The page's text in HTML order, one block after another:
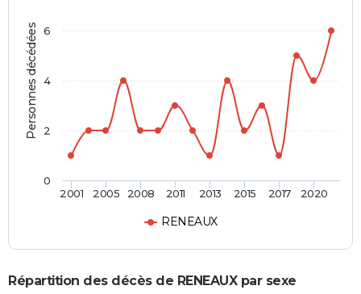
Personnes décédées
RENEAUX
2001 2005 2008 2011 2013 2015 2017 2020
0
2
4
6
Répartition des décès de RENEAUX par sexe